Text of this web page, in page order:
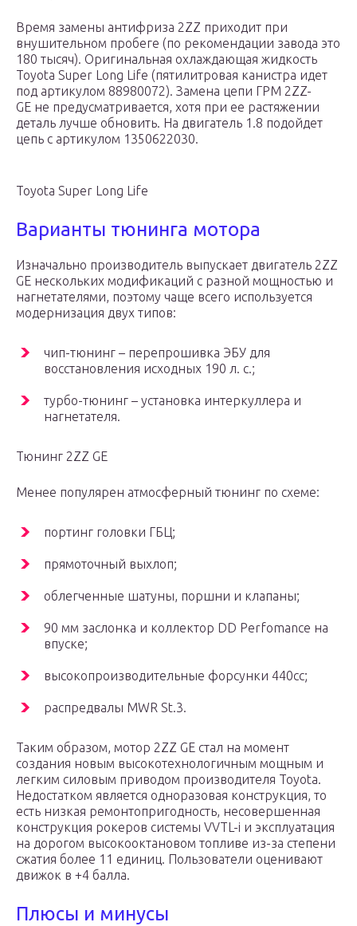
Время замены антифриза 2ZZ приходит при
внушительном пробеге (по рекомендации завода это
180 тысяч). Оригинальная охлаждающая жидкость
Toyota Super Long Life (пятилитровая канистра идет
под артикулом 88980072). Замена цепи ГРМ 2ZZ-
GE не предусматривается, хотя при ее растяжении
деталь лучше обновить. На двигатель 1.8 подойдет
цепь с артикулом 1350622030.
Toyota Super Long Life
Варианты тюнинга мотора
Изначально производитель выпускает двигатель 2ZZ
GE нескольких модификаций с разной мощностью и
нагнетателями, поэтому чаще всего используется
модернизация двух типов:
чип-тюнинг – перепрошивка ЭБУ для
восстановления исходных 190 л. с.;
турбо-тюнинг – установка интеркуллера и
нагнетателя.
Тюнинг 2ZZ GE
Менее популярен атмосферный тюнинг по схеме:
портинг головки ГБЦ;
прямоточный выхлоп;
облегченные шатуны, поршни и клапаны;
90 мм заслонка и коллектор DD Perfomance на
впуске;
высокопроизводительные форсунки 440сс;
распредвалы MWR St.3.
Таким образом, мотор 2ZZ GE стал на момент
создания новым высокотехнологичным мощным и
легким силовым приводом производителя Toyota.
Недостатком является одноразовая конструкция, то
есть низкая ремонтопригодность, несовершенная
конструкция рокеров системы VVTL-i и эксплуатация
на дорогом высокооктановом топливе из-за степени
сжатия более 11 единиц. Пользователи оценивают
движок в +4 балла.
Плюсы и минусы